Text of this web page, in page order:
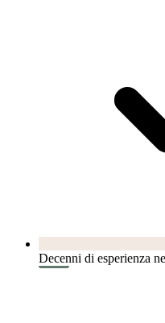
Decenni di esperienza